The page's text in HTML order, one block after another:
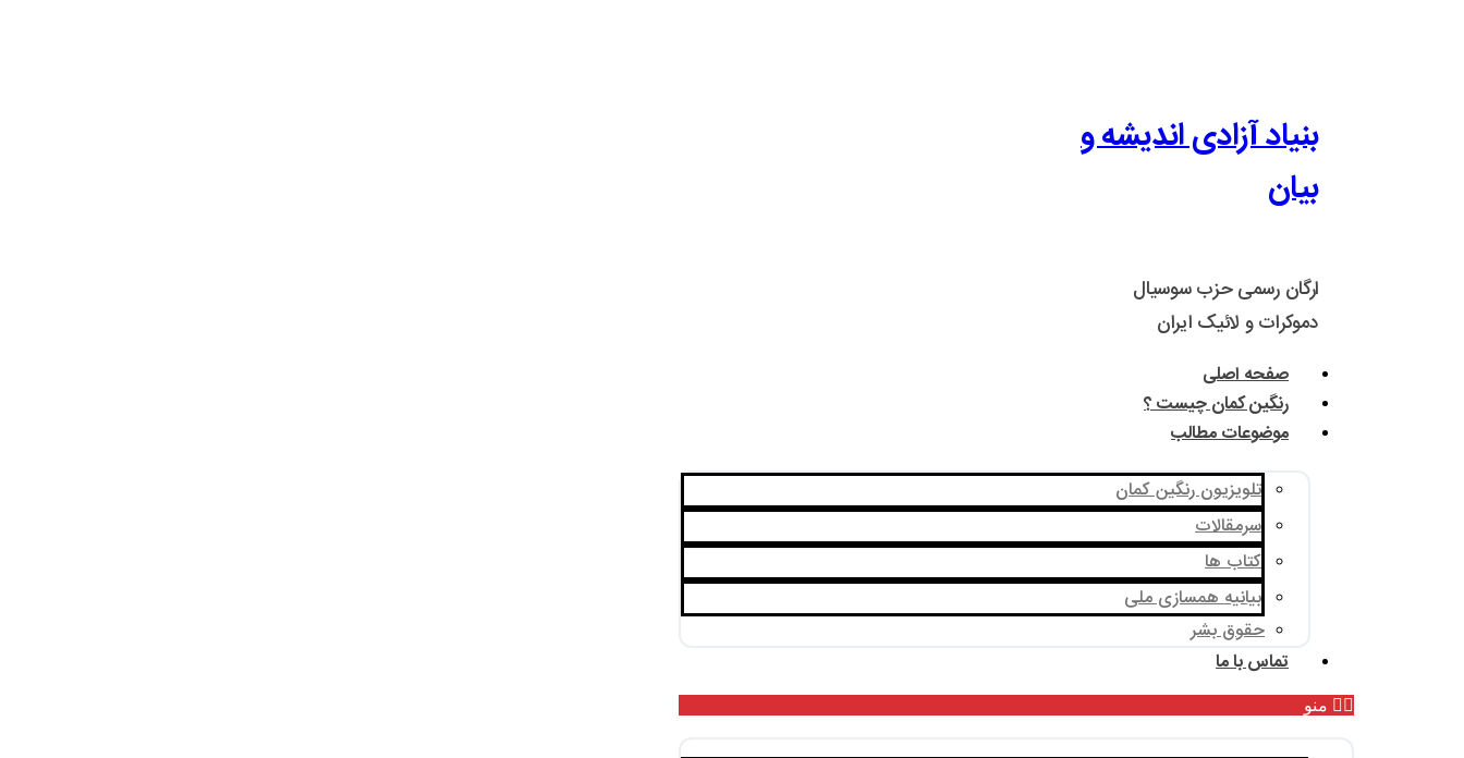
بنیاد آزادی اندیشه و
بیان
ارگان رسمی حزب سوسیال
دموکرات و لائیک ایران
صفحه اصلی
رنگین کمان چیست ؟
موضوعات مطالب
تلویزیون رنگین کمان
سرمقالات
کتاب ها
بیانیه همسازی ملی
حقوق بشر
تماس با ما
منو